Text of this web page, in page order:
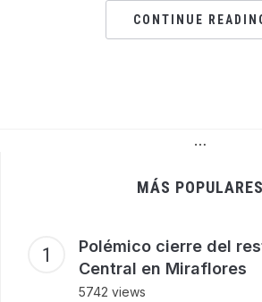
CONTINUE
…
MÁS POPULARES
Polémico cierre del
Central en Miraflores
5742 views